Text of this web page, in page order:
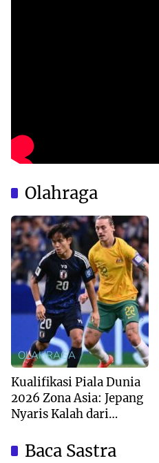
Olahraga
OLAHRAGA
Kualifikasi Piala Dunia
2026 Zona Asia: Jepang
Nyaris Kalah dari
Baca Sastra